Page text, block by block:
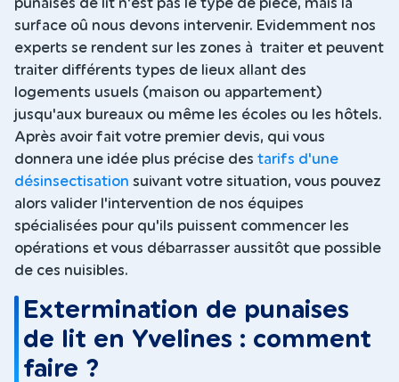
punaises de lit n'est pas le type de pièce, mais la
surface oû nous devons intervenir. Evidemment nos
experts se rendent sur les zones à traiter et peuvent
traiter différents types de lieux allant des
logements usuels (maison ou appartement)
jusqu'aux bureaux ou même les écoles ou les hôtels.
Après avoir fait votre premier devis, qui vous
donnera une idée plus précise des tarifs d'une
désinsectisation suivant votre situation, vous pouvez
alors valider l'intervention de nos équipes
spécialisées pour qu'ils puissent commencer les
opérations et vous débarrasser aussitôt que possible
de ces nuisibles.
Extermination de punaises
de lit en Yvelines : comment
faire ?